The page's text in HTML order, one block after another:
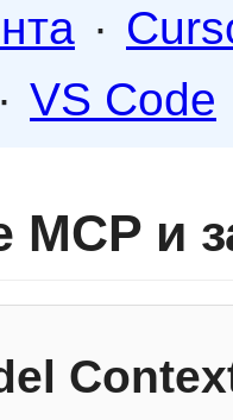
·
· VS Code
MCP и